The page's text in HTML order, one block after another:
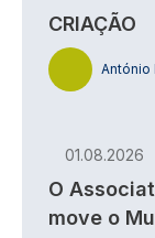
CRIAÇÃO
António
01.08.2026
O
move o